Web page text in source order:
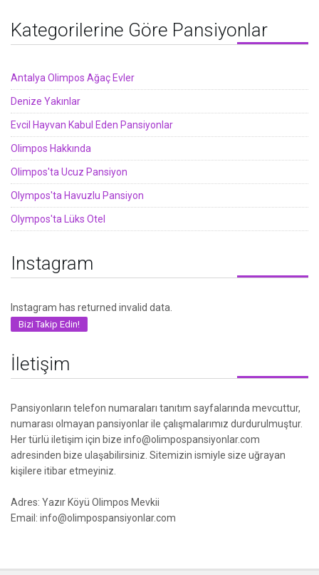
Kategorilerine Göre Pansiyonlar
Antalya Olimpos Ağaç Evler
Denize Yakınlar
Evcil Hayvan Kabul Eden Pansiyonlar
Olimpos Hakkında
Olimpos'ta Ucuz Pansiyon
Olympos'ta Havuzlu Pansiyon
Olympos'ta Lüks Otel
Instagram
Instagram has returned invalid data.
Bizi Takip Edin!
İletişim
Pansiyonların telefon numaraları tanıtım sayfalarında mevcuttur,
numarası olmayan pansiyonlar ile çalışmalarımız durdurulmuştur.
Her türlü iletişim için bize info@olimpospansiyonlar.com
adresinden bize ulaşabilirsiniz. Sitemizin ismiyle size uğrayan
kişilere itibar etmeyiniz.
Adres: Yazır Köyü Olimpos Mevkii
Email: info@olimpospansiyonlar.com